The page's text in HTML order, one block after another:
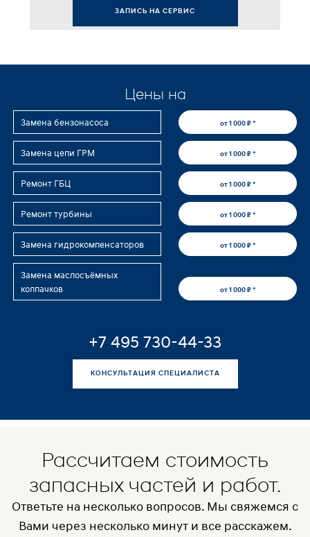
ЗАПИСЬ НА СЕРВИС
Цены на
Замена бензонасоса от 1 000 ₽ *
Замена цепи ГРМ от 1 000 ₽ *
Ремонт ГБЦ от 1 000 ₽ *
Ремонт турбины от 1 000 ₽ *
Замена гидрокомпенсаторов от 1 000 ₽ *
Замена маслосъёмных
колпачков
от 1 000 ₽ *
+7 495 730-44-33
КОНСУЛЬТАЦИЯ СПЕЦИАЛИСТА
Рассчитаем стоимость
запасных частей и работ.
Ответьте на несколько вопросов. Мы свяжемся с
Вами через несколько минут и все расскажем.